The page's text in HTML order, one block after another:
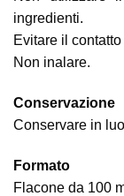
ingredienti.
Evitare il
Non inalare.
Conservazione
Conservare in
Formato
Flacone da 100